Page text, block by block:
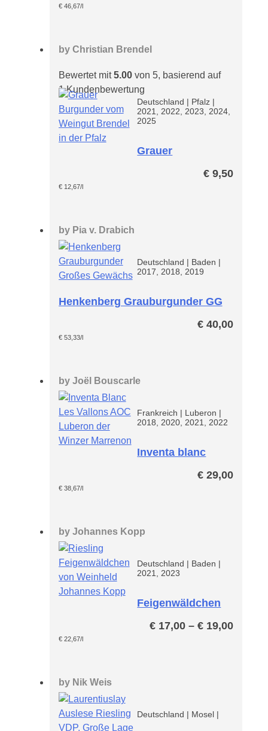
€46,67/l
by Christian Brendel
Bewertet mit5.00von 5, basierend auf
1Kundenbewertung
Deutschland | Pfalz |
2021, 2022, 2023, 2024,
2025
Grauer
€ 9,50
€12,67/l
by Pia v. Drabich
Deutschland | Baden |
2017, 2018, 2019
Henkenberg Grauburgunder GG
€ 40,00
€53,33/l
by Joël Bouscarle
Frankreich | Luberon |
2018, 2020, 2021, 2022
Inventa blanc
€ 29,00
€38,67/l
by Johannes Kopp
Deutschland | Baden |
2021, 2023
Feigenwäldchen
€ 17,00 –€ 19,00
€22,67/l
by Nik Weis
Deutschland | Mosel |